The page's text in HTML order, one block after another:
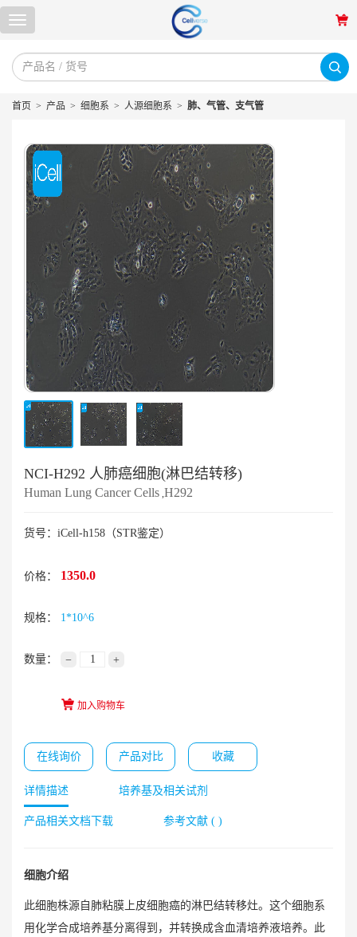
首页 > 产品 > 细胞系 > 人源细胞系 > 肺、气管、支气管
NCI-H292 人肺癌细胞(淋巴结转移)
Human Lung Cancer Cells ,H292
货号：iCell-h158（STR鉴定）
价格： 1350.0
规格： 1*10^6
数量： − +
加入购物车
在线询价 产品对比 收藏
详情描述 培养基及相关试剂
产品相关文档下载 参考文献 ( )
细胞介绍
此细胞株源自肺粘膜上皮细胞癌的淋巴结转移灶。这个细胞系
用化学合成培养基分离得到，并转换成含血清培养液培养。此